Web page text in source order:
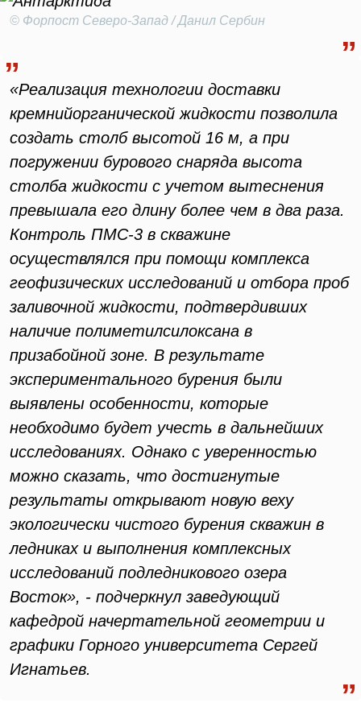
© Форпост Северо-Запад / Данил Сербин
«Реализация технологии доставки
кремнийорганической жидкости позволила
создать столб высотой 16 м, а при
погружении бурового снаряда высота
столба жидкости с учетом вытеснения
превышала его длину более чем в два раза.
Контроль ПМС-3 в скважине
осуществлялся при помощи комплекса
геофизических исследований и отбора проб
заливочной жидкости, подтвердивших
наличие полиметилсилоксана в
призабойной зоне. В результате
экспериментального бурения были
выявлены особенности, которые
необходимо будет учесть в дальнейших
исследованиях. Однако с уверенностью
можно сказать, что достигнутые
результаты открывают новую веху
экологически чистого бурения скважин в
ледниках и выполнения комплексных
исследований подледникового озера
Восток», - подчеркнул заведующий
кафедрой начертательной геометрии и
графики Горного университета Сергей
Игнатьев.